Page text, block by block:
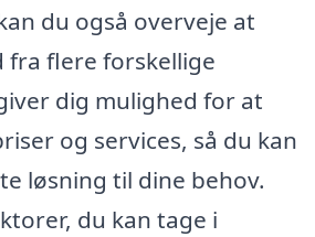
du også overveje at
flere forskellige
dig mulighed for at
og services, så du kan
løsning til dine behov.
du kan tage i